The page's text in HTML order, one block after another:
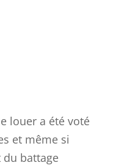
louer a été voté
et même si
du battage